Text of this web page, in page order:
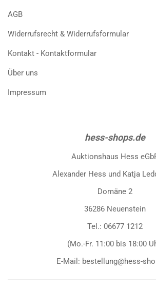
AGB
Widerrufsrecht & Widerrufsformular
Kontakt - Kontaktformular
Über uns
Impressum
hess-shops.de
Auktionshaus Hess
Alexander Hess und Katja
Domäne 2
36286 Neuenstein
Tel.: 06677 1212
(Mo.-Fr. 11:00 bis 18:00
E-Mail: bestellung@hess-